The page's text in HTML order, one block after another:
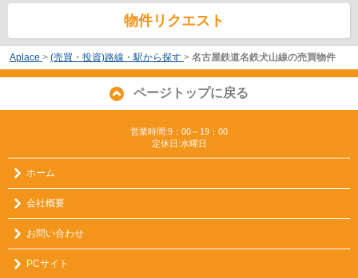
物件リクエスト
Aplace > (売買・投資)路線・駅から探す > 名古屋鉄道名鉄犬山線の売買物件
ページトップに戻る
営業時間:9：00～19：00
定休日:水曜日
ホーム
会社概要
お問い合わせ
PCサイト